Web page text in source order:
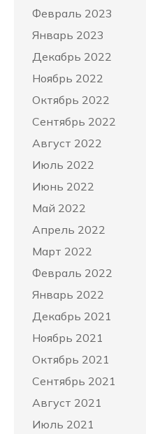
Февраль 2023
Январь 2023
Декабрь 2022
Ноябрь 2022
Октябрь 2022
Сентябрь 2022
Август 2022
Июль 2022
Июнь 2022
Май 2022
Апрель 2022
Март 2022
Февраль 2022
Январь 2022
Декабрь 2021
Ноябрь 2021
Октябрь 2021
Сентябрь 2021
Август 2021
Июль 2021